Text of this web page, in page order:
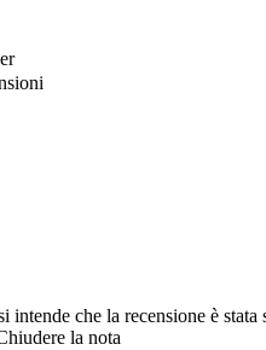
che la recensione è
la nota